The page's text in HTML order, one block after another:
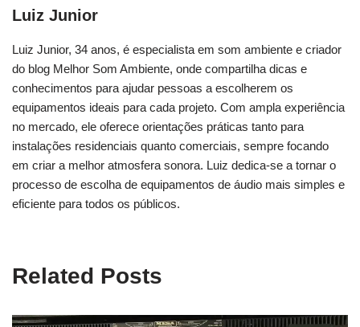
Luiz Junior
Luiz Junior, 34 anos, é especialista em som ambiente e criador
do blog Melhor Som Ambiente, onde compartilha dicas e
conhecimentos para ajudar pessoas a escolherem os
equipamentos ideais para cada projeto. Com ampla experiência
no mercado, ele oferece orientações práticas tanto para
instalações residenciais quanto comerciais, sempre focando
em criar a melhor atmosfera sonora. Luiz dedica-se a tornar o
processo de escolha de equipamentos de áudio mais simples e
eficiente para todos os públicos.
Related Posts